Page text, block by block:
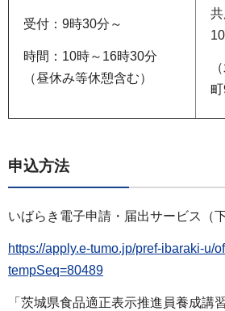
受付：9時30分～
時間：10時～16時30分
（昼休み等休憩含む）
町
申込方法
いばらき電子申請・届出サービス（
https://apply.e-tumo.jp/pref-ibaraki-u/
tempSeq=80489
「茨城県食品適正表示推進員養成講